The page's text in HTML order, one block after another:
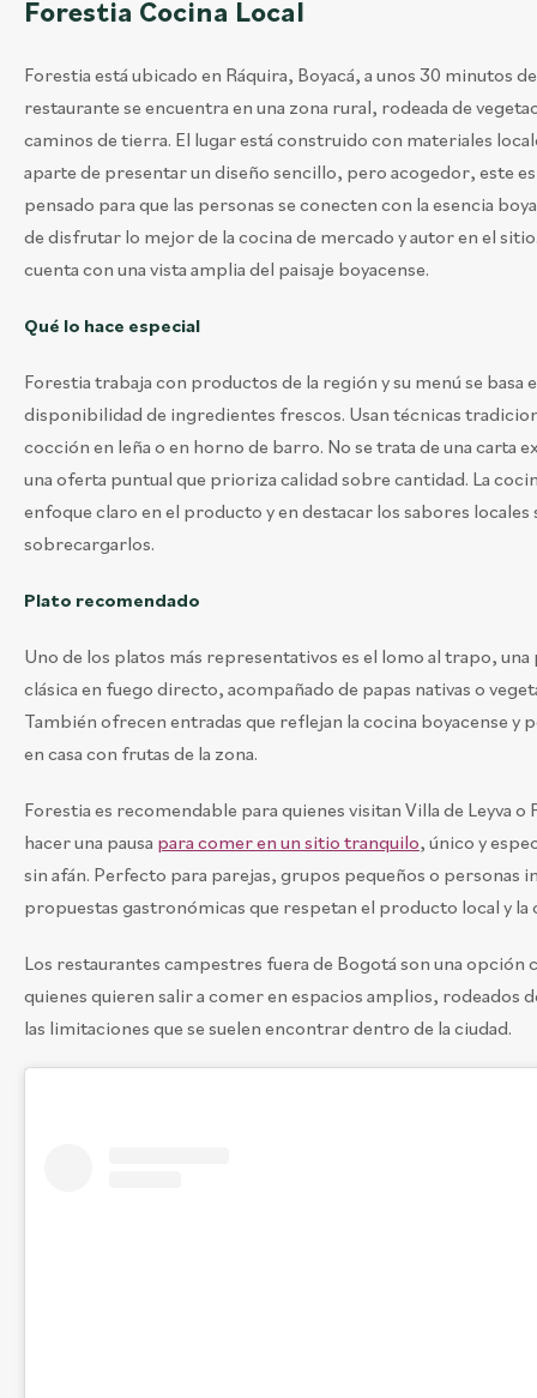
Forestia Cocina Local
Forestia está ubicado en Ráquira, Boyacá, a unos 30 minutos
restaurante se encuentra en una zona rural, rodeada de
caminos de tierra. El lugar está construido con materiales
aparte de presentar un diseño sencillo, pero acogedor, este
pensado para que las personas se conecten con la esencia
de disfrutar lo mejor de la cocina de mercado y autor en el
cuenta con una vista amplia del paisaje boyacense.
Qué lo hace especial
Forestia trabaja con productos de la región y su menú se basa
disponibilidad de ingredientes frescos. Usan técnicas
cocción en leña o en horno de barro. No se trata de una carta
una oferta puntual que prioriza calidad sobre cantidad. La
enfoque claro en el producto y en destacar los sabores locales
sobrecargarlos.
Plato recomendado
Uno de los platos más representativos es el lomo al trapo,
clásica en fuego directo, acompañado de papas nativas o
También ofrecen entradas que reflejan la cocina boyacense y
en casa con frutas de la zona.
Forestia es recomendable para quienes visitan Villa de Leyva o
hacer una pausa para comer en un sitio tranquilo, único y
sin afán. Perfecto para parejas, grupos pequeños o personas
propuestas gastronómicas que respetan el producto local y la
Los restaurantes campestres fuera de Bogotá son una opción
quienes quieren salir a comer en espacios amplios, rodeados
las limitaciones que se suelen encontrar dentro de la ciudad.